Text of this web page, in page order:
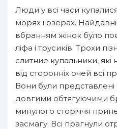
Люди у всі часи
морях і озерах.
вбранням жінок було
ліфа і трусиків. Трохи
слитние купальники,
від сторонніх очей всі
Вони були
довгими обтягуючими
минулого сторіччя
засмагу. Всі прагнули